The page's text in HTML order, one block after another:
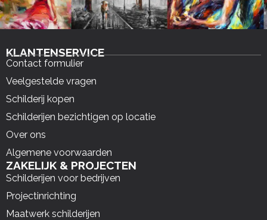
KLANTENSERVICE
Contact formulier
Veelgestelde vragen
Schilderij kopen
Schilderijen bezichtigen op locatie
Over ons
Algemene voorwaarden
ZAKELIJK & PROJECTEN
Schilderijen voor bedrijven
Projectinrichting
Maatwerk schilderijen